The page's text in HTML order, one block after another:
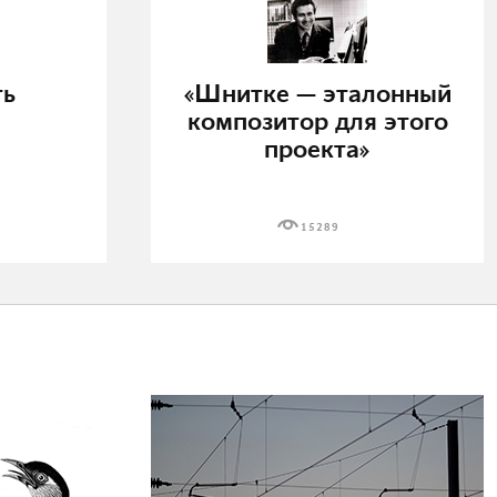
«Шнитке — эталонный
композитор для этого
проекта»
15289